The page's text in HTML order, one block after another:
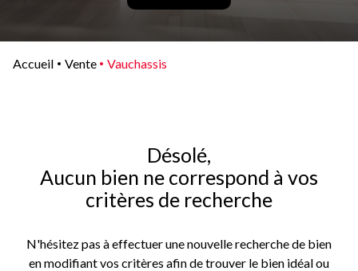
Accueil Vente Vauchassis
Désolé,
Aucun bien ne correspond à vos
critères de recherche
N'hésitez pas à effectuer une nouvelle recherche de bien
en modifiant vos critères afin de trouver le bien idéal ou